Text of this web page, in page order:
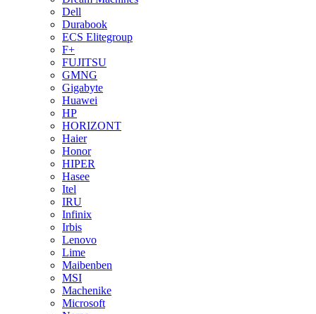
Dell
Durabook
ECS Elitegroup
F+
FUJITSU
GMNG
Gigabyte
Huawei
HP
HORIZONT
Haier
Honor
HIPER
Hasee
Itel
IRU
Infinix
Irbis
Lenovo
Lime
Maibenben
MSI
Machenike
Microsoft